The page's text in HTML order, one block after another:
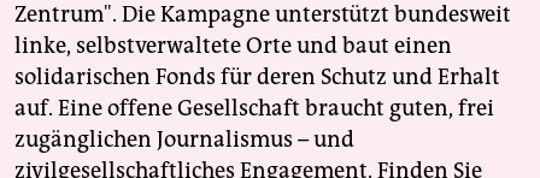
Zentrum". Die Kampagne unterstützt bundesweit
linke, selbstverwaltete Orte und baut einen
solidarischen Fonds für deren Schutz und Erhalt
auf. Eine offene Gesellschaft braucht guten, frei
zugänglichen Journalismus – und
zivilgesellschaftliches Engagement. Finden Sie